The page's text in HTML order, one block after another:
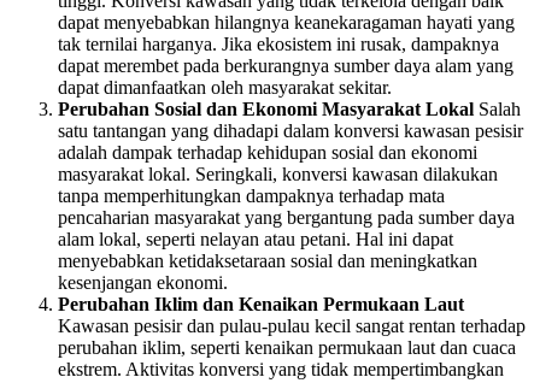
dapat menyebabkan hilangnya keanekaragaman hayati yang
tak ternilai harganya. Jika ekosistem ini rusak, dampaknya
dapat merembet pada berkurangnya sumber daya alam yang
dapat dimanfaatkan oleh masyarakat sekitar.
Perubahan Sosial dan Ekonomi Masyarakat Lokal Salah
satu tantangan yang dihadapi dalam konversi kawasan pesisir
adalah dampak terhadap kehidupan sosial dan ekonomi
masyarakat lokal. Seringkali, konversi kawasan dilakukan
tanpa memperhitungkan dampaknya terhadap mata
pencaharian masyarakat yang bergantung pada sumber daya
alam lokal, seperti nelayan atau petani. Hal ini dapat
menyebabkan ketidaksetaraan sosial dan meningkatkan
kesenjangan ekonomi.
Perubahan Iklim dan Kenaikan Permukaan Laut
Kawasan pesisir dan pulau-pulau kecil sangat rentan terhadap
perubahan iklim, seperti kenaikan permukaan laut dan cuaca
ekstrem. Aktivitas konversi yang tidak mempertimbangkan